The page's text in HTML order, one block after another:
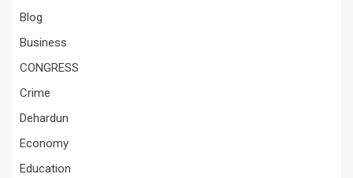
Blog
Business
CONGRESS
Crime
Dehardun
Economy
Education